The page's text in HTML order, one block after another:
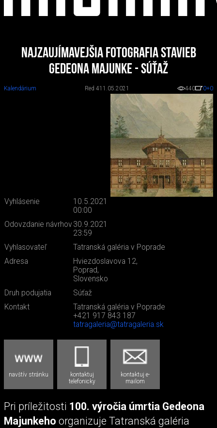
Najzaujímavejšia fotografia stavieb
Gedeona Majunke - súťaž
Kalendárium Red 411.05.2021 440 0+0
Vyhlásenie
10.5.2021
00:00
Odovzdanie návrhov 30.9.2021
23:59
Vyhlasovateľ
Tatranská galéria v Poprade
Adresa
Hviezdoslavova 12,
Poprad,
Slovensko
Druh podujatia
Súťaž
Kontakt
Tatranská galéria v Poprade
+421 917 843 187
tatragaleria@tatragaleria.sk
navštív stránku
kontaktuj
telefonicky
kontaktuj e-
mailom
Pri príležitosti 100. výročia úmrtia Gedeona
Majunkeho organizuje Tatranská galéria